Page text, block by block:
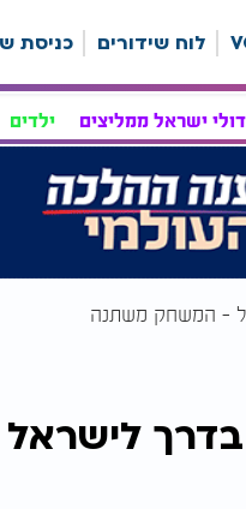
לוח שידורים כניסת
ישראל ממליצים ילדים
- המשחק משתנה